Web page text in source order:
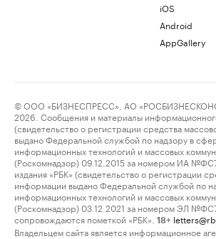
iOS
Android
AppGallery
© ООО «БИЗНЕСПРЕСС», АО
2026. Сообщения и материалы
(свидетельство о регистрации средства
выдано Федеральной службой по надзору в
информационных технологий и массовых
(Роскомнадзор) 09.12.2015 за номером ИА
издания «РБК» (свидетельство о регистрации
информации выдано Федеральной службой по
информационных технологий и массовых
(Роскомнадзор) 03.12.2021 за номером ЭЛ
сопровождаются пометкой «РБК».
18+
Владельцем сайта является информационное